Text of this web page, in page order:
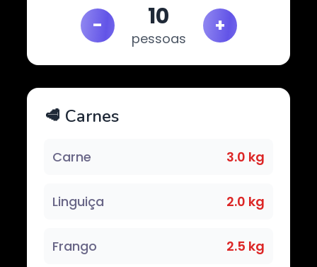
- 10
pessoas
+
🥩 Carnes
Carne 3.0 kg
Linguiça 2.0 kg
Frango 2.5 kg